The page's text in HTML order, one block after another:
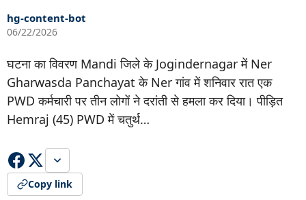
hg-content-bot
06/22/2026
घटना का विवरण Mandi जिले के Jogindernagar में Ner
Gharwasda Panchayat के Ner गांव में शनिवार रात एक
PWD कर्मचारी पर तीन लोगों ने दरांती से हमला कर दिया। पीड़ित
Hemraj (45) PWD में चतुर्थ…
Copy link